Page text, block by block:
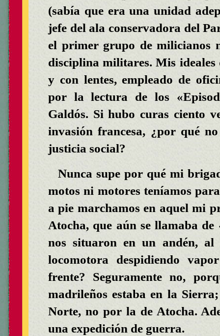
(sabía que era una unidad
jefe del ala conservadora del
el primer grupo de milicianos
disciplina militares. Mis ideales
y con lentes, empleado de
por la lectura de los
Galdós. Si hubo curas ciento
invasión francesa, ¿por qué
justicia social?
Nunca supe por qué mi
motos ni motores teníamos
a pie marchamos en aquel mi
Atocha, que aún se llamaba
nos situaron en un andén,
locomotora despidiendo
frente? Seguramente no,
madrileños estaba en la
Norte, no por la de Atocha.
una expedición de guerra.